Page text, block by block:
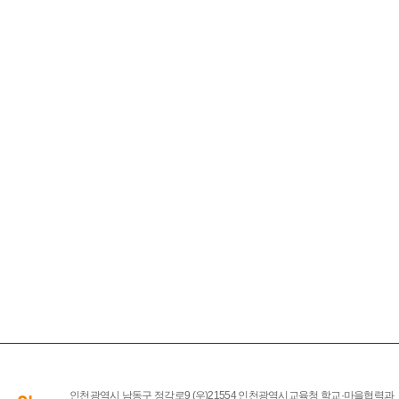
인천광역시 남동구 정각로9 (우)21554 인천광역시교육청 학교·마을협력과